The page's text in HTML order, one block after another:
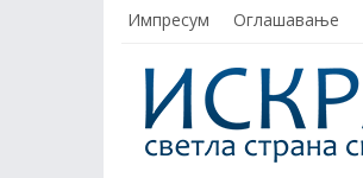
Импресум Оглашавање